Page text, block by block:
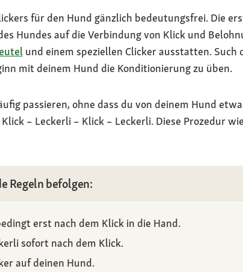
für den Hund gänzlich bedeutungsfrei. Die
Hundes auf die Verbindung von Klick und
und einem speziellen Clicker ausstatten. Such
mit deinem Hund die Konditionierung zu üben.
passieren, ohne dass du von deinem Hund
– Leckerli – Klick – Leckerli. Diese Prozedur
Regeln befolgen:
erst nach dem Klick in die Hand.
sofort nach dem Klick.
auf deinen Hund.